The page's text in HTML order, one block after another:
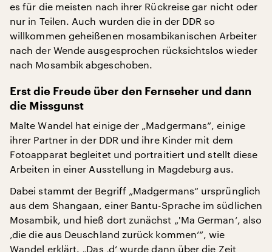
es für die meisten nach ihrer Rückreise gar nicht oder
nur in Teilen. Auch wurden die in der DDR so
willkommen geheißenen mosambikanischen Arbeiter
nach der Wende ausgesprochen rücksichtslos wieder
nach Mosambik abgeschoben.
Erst die Freude über den Fernseher und dann
die Missgunst
Malte Wandel hat einige der „Madgermans“, einige
ihrer Partner in der DDR und ihre Kinder mit dem
Fotoapparat begleitet und portraitiert und stellt diese
Arbeiten in einer Ausstellung in Magdeburg aus.
Dabei stammt der Begriff „Madgermans“ ursprünglich
aus dem Shangaan, einer Bantu-Sprache im südlichen
Mosambik, und hieß dort zunächst „'Ma German‘, also
‚die die aus Deuschland zurück kommen‘“, wie
Wandel erklärt. „Das ‚d‘ wurde dann über die Zeit